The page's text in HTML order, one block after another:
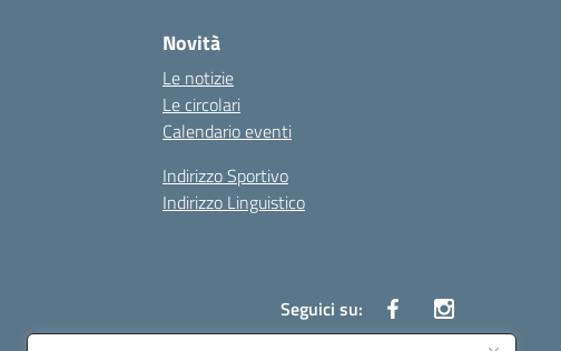
Novità
Le notizie
Le circolari
Calendario eventi
Indirizzo Sportivo
Indirizzo Linguistico
Seguici su: